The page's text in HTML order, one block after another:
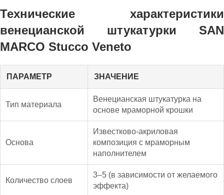
Технические характеристики
венецианской штукатурки SAN
MARCO Stucco Veneto
ПАРАМЕТР ЗНАЧЕНИЕ
Тип материала
Венецианская штукатурка на
основе мраморной крошки
Основа
Известково-акриловая
композиция с мраморным
наполнителем
Количество слоев
3–5 (в зависимости от желаемого
эффекта)